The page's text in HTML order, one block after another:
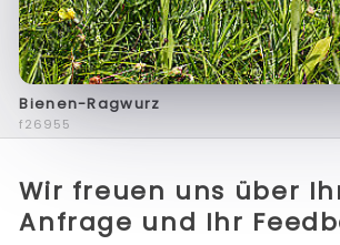
Bienen-Ragwurz
f26955
Wir freuen uns über
Anfrage und Ihr